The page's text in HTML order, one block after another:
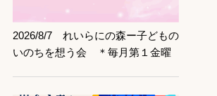
2026/8/7 れいらにの森ー子どもの
いのちを想う会 ＊毎月第１金曜